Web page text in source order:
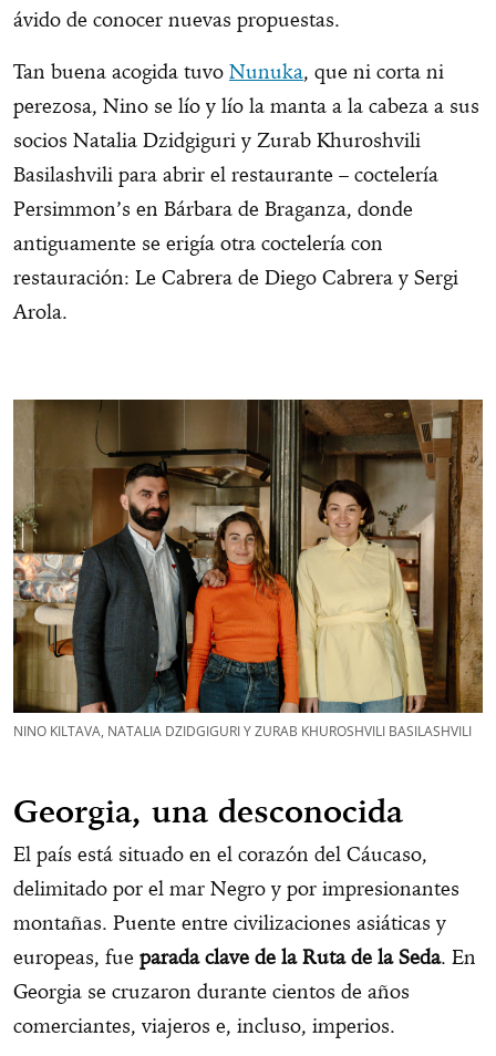
ávido de conocer nuevas propuestas.
Tan buena acogida tuvo Nunuka, que ni corta ni
perezosa, Nino se lío y lío la manta a la cabeza a sus
socios Natalia Dzidgiguri y Zurab Khuroshvili
Basilashvili para abrir el restaurante – coctelería
Persimmon’s en Bárbara de Braganza, donde
antiguamente se erigía otra coctelería con
restauración: Le Cabrera de Diego Cabrera y Sergi
Arola.
NINO KILTAVA, NATALIA DZIDGIGURI Y ZURAB KHUROSHVILI BASILASHVILI
Georgia, una desconocida
El país está situado en el corazón del Cáucaso,
delimitado por el mar Negro y por impresionantes
montañas. Puente entre civilizaciones asiáticas y
europeas, fue parada clave de la Ruta de la Seda. En
Georgia se cruzaron durante cientos de años
comerciantes, viajeros e, incluso, imperios.